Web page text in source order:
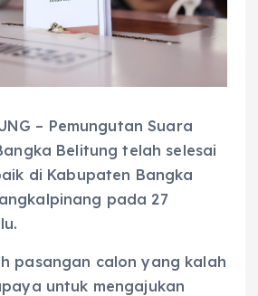
– Pemungutan Suara
Belitung telah selesai
di Kabupaten Bangka
pada 27
pasangan calon yang kalah
untuk mengajukan